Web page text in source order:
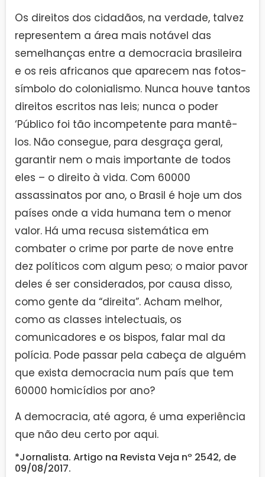
Os direitos dos cidadãos, na verdade, talvez
representem a área mais notável das
semelhanças entre a democracia brasileira
e os reis africanos que aparecem nas fotos-
símbolo do colonialismo. Nunca houve tantos
direitos escritos nas leis; nunca o poder
‘Público foi tão incompetente para mantê-
los. Não consegue, para desgraça geral,
garantir nem o mais importante de todos
eles – o direito à vida. Com 60000
assassinatos por ano, o Brasil é hoje um dos
países onde a vida humana tem o menor
valor. Há uma recusa sistemática em
combater o crime por parte de nove entre
dez políticos com algum peso; o maior pavor
deles é ser considerados, por causa disso,
como gente da “direita”. Acham melhor,
como as classes intelectuais, os
comunicadores e os bispos, falar mal da
polícia. Pode passar pela cabeça de alguém
que exista democracia num país que tem
60000 homicídios por ano?
A democracia, até agora, é uma experiência
que não deu certo por aqui.
*Jornalista. Artigo na Revista Veja nº 2542, de
09/08/2017.